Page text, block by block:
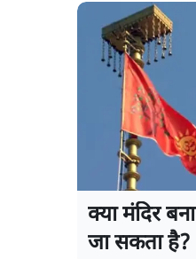
क्या मंदिर
जा सकता है?